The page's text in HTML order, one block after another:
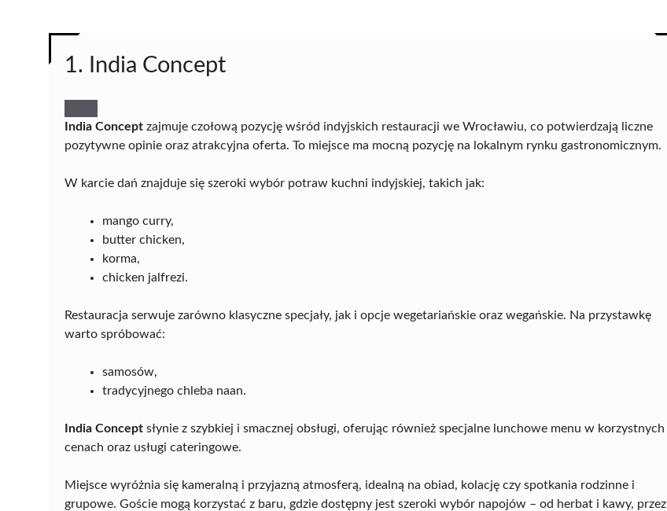
1. India Concept
India Concept zajmuje czołową pozycję wśród indyjskich restauracji we Wrocławiu, co potwierdzają liczne
pozytywne opinie oraz atrakcyjna oferta. To miejsce ma mocną pozycję na lokalnym rynku gastronomicznym.
W karcie dań znajduje się szeroki wybór potraw kuchni indyjskiej, takich jak:
mango curry,
butter chicken,
korma,
chicken jalfrezi.
Restauracja serwuje zarówno klasyczne specjały, jak i opcje wegetariańskie oraz wegańskie. Na przystawkę
warto spróbować:
samosów,
tradycyjnego chleba naan.
India Concept słynie z szybkiej i smacznej obsługi, oferując również specjalne lunchowe menu w korzystnych
cenach oraz usługi cateringowe.
Miejsce wyróżnia się kameralną i przyjazną atmosferą, idealną na obiad, kolację czy spotkania rodzinne i
grupowe. Goście mogą korzystać z baru, gdzie dostępny jest szeroki wybór napojów – od herbat i kawy, przez